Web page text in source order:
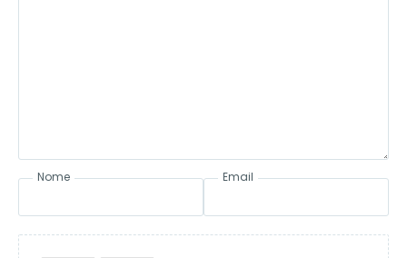
Nome Email